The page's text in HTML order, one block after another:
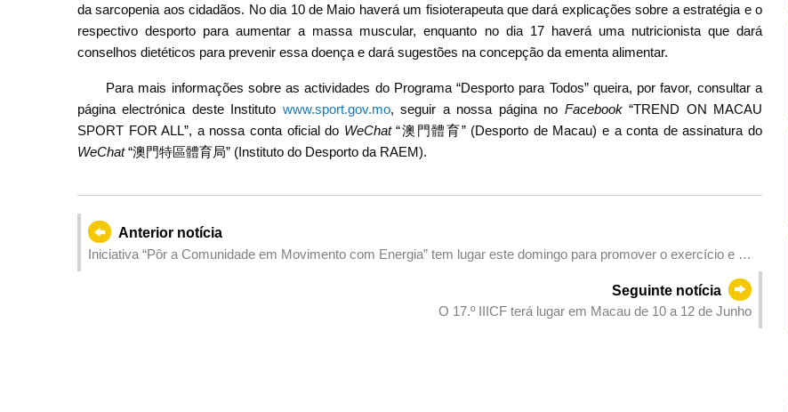
da sarcopenia aos cidadãos. No dia 10 de Maio haverá um fisioterapeuta que dará explicações sobre a estratégia e o
respectivo desporto para aumentar a massa muscular, enquanto no dia 17 haverá uma nutricionista que dará
conselhos dietéticos para prevenir essa doença e dará sugestões na concepção da ementa alimentar.
Para mais informações sobre as actividades do Programa “Desporto para Todos” queira, por favor, consultar a
página electrónica deste Instituto www.sport.gov.mo, seguir a nossa página no Facebook“TREND ON MACAU
SPORT FOR ALL”, a nossa conta oficial do WeChat“澳門體育” (Desporto de Macau) e a conta de assinatura do
WeChat“澳門特區體育局” (Instituto do Desporto da RAEM).
Anterior notícia
Iniciativa “Pôr a Comunidade em Movimento com Energia” tem lugar este domingo para promover o exercício e o
Seguinte notícia
O 17.º IIICF terá lugar em Macau de 10 a 12 de Junho